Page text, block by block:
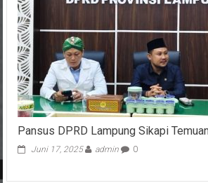
Pansus DPRD Lampung Sikapi
Juni 17, 2025 admin 0